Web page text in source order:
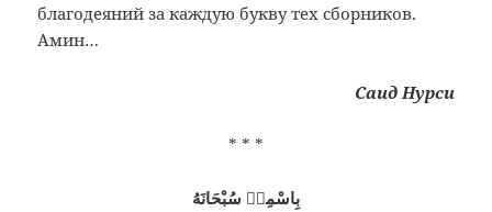
благодеяний за каждую букву тех сборников.
Амин…
Саид Нурси
* * *
بِاسْمِهٖ سُبْحَانَهُ